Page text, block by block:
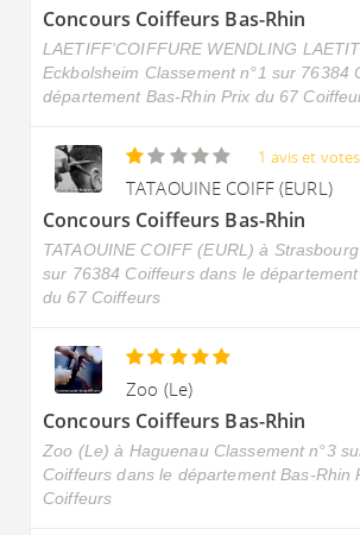
Concours Coiffeurs Bas-Rhin
LAETIFF'COIFFURE WENDLING
Eckbolsheim Classement n°1 sur 76384
département Bas-Rhin Prix du 67
1 avis et votes
TATAOUINE COIFF (EURL)
Concours Coiffeurs Bas-Rhin
TATAOUINE COIFF (EURL) à
sur 76384 Coiffeurs dans le
du 67 Coiffeurs
Zoo (Le)
Concours Coiffeurs Bas-Rhin
Zoo (Le) à Haguenau Classement n°3
Coiffeurs dans le département Bas-Rhin
Coiffeurs